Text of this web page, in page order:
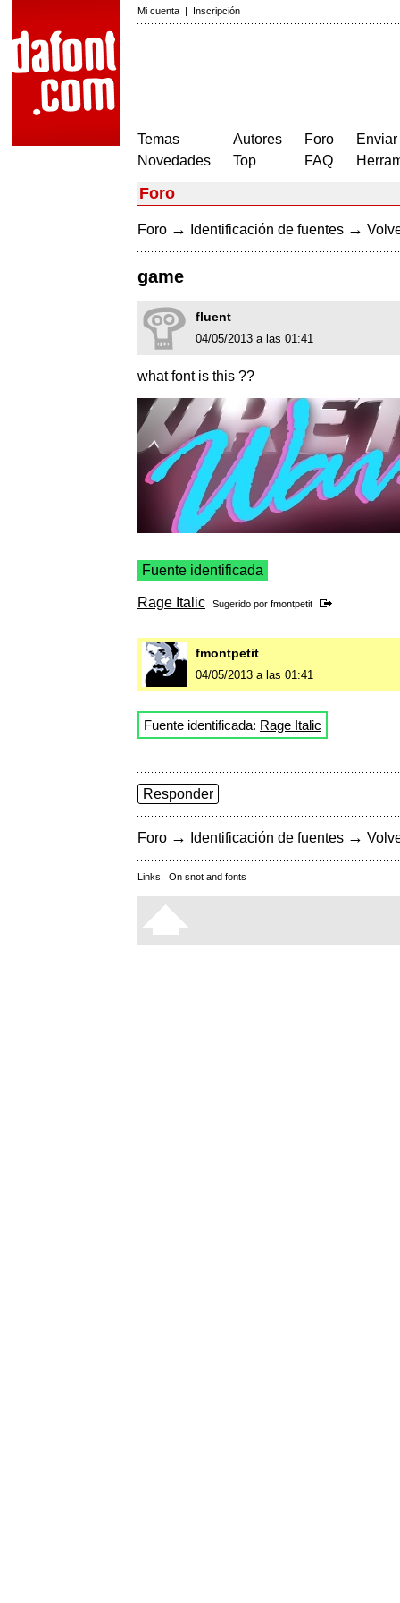
Mi cuenta | Inscripción
Temas
Novedades
Autores
Top
Foro
FAQ
Foro
Foro → Identificación de fuentes →
game
fluent
04/05/2013 a las 01:41
what font is this ??
Fuente identificada
Rage Italic Sugerido por fmontpetit
fmontpetit
04/05/2013 a las 01:41
Fuente identificada: Rage Italic
Responder
Foro → Identificación de fuentes →
Links: On snot and fonts